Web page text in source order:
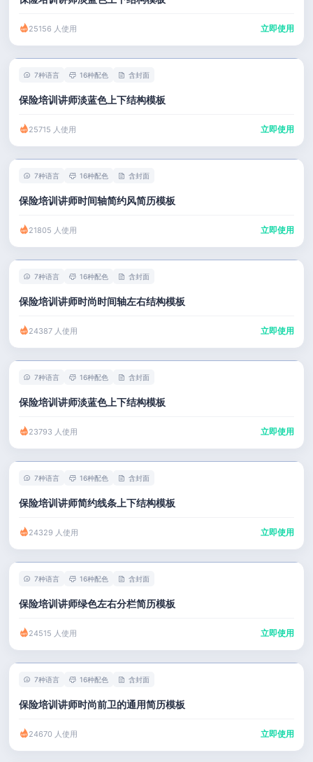
25156 人使用 立即使用
7种语言 16种配色 含封面
保险培训讲师淡蓝色上下结构模板
25715 人使用 立即使用
7种语言 16种配色 含封面
保险培训讲师时间轴简约风简历模板
21805 人使用 立即使用
7种语言 16种配色 含封面
保险培训讲师时尚时间轴左右结构模板
24387 人使用 立即使用
7种语言 16种配色 含封面
保险培训讲师淡蓝色上下结构模板
23793 人使用 立即使用
7种语言 16种配色 含封面
保险培训讲师简约线条上下结构模板
24329 人使用 立即使用
7种语言 16种配色 含封面
保险培训讲师绿色左右分栏简历模板
24515 人使用 立即使用
7种语言 16种配色 含封面
保险培训讲师时尚前卫的通用简历模板
24670 人使用 立即使用